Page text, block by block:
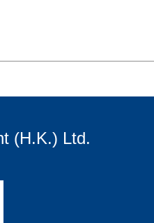
(H.K.) Ltd.